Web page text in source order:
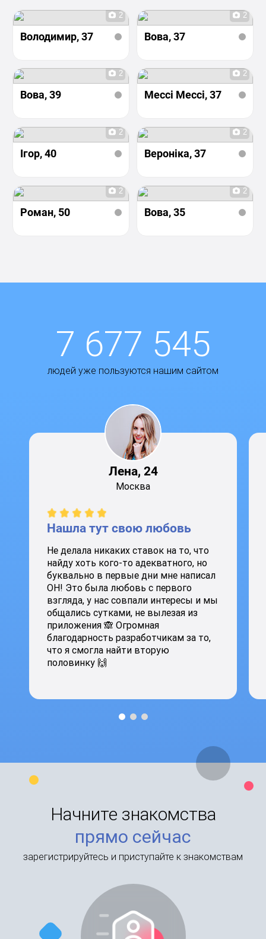
2
Володимир, 37
2
Вова, 37
2
Вова, 39
2
Мессі Мессі, 37
2
Ігор, 40
2
Вероніка, 37
2
Роман, 50
2
Вова, 35
7 677 545
людей уже пользуются нашим сайтом
Лена, 24
Москва
Нашла тут свою любовь
Не делала никаких ставок на то, что
найду хоть кого-то адекватного, но
буквально в первые дни мне написал
ОН! Это была любовь с первого
взгляда, у нас совпали интересы и мы
общались сутками, не вылезая из
приложения 🙈 Огромная
благодарность разработчикам за то,
что я смогла найти вторую
половинку 🙌
Начните знакомства
прямо сейчас
зарегистрируйтесь и приступайте к знакомствам